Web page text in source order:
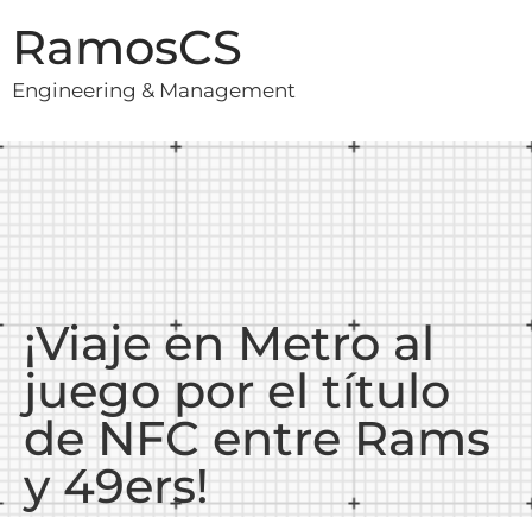
RamosCS
Engineering & Management
¡Viaje en Metro al
juego por el título
de NFC entre Rams
y 49ers!